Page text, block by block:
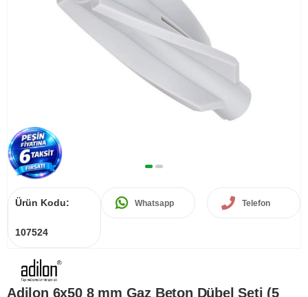
Ürün Kodu:
107524
Whatsapp Telefon
Adilon 6x50 8 mm Gaz Beton Dübel Seti (5